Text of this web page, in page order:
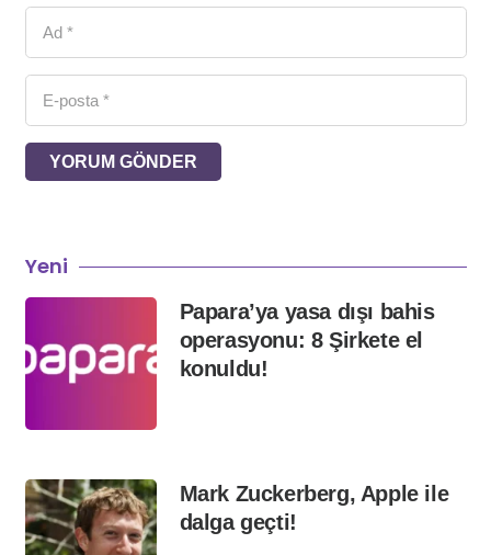
YORUM GÖNDER
Yeni
Papara’ya yasa dışı bahis
operasyonu: 8 Şirkete el
konuldu!
Mark Zuckerberg, Apple ile
dalga geçti!